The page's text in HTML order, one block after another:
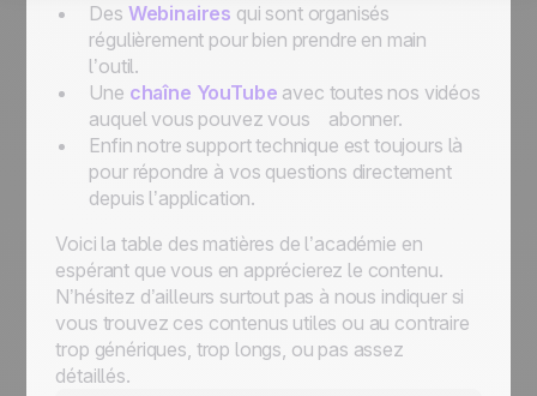
Des Webinaires qui sont organisés
régulièrement pour bien prendre en main
l’outil.
Une chaîne YouTube avec toutes nos vidéos
auquel vous pouvez vous abonner.
Enfin notre support technique est toujours là
pour répondre à vos questions directement
depuis l’application.
Voici la table des matières de l’académie en
espérant que vous en apprécierez le contenu.
N’hésitez d’ailleurs surtout pas à nous indiquer si
vous trouvez ces contenus utiles ou au contraire
trop génériques, trop longs, ou pas assez
détaillés.